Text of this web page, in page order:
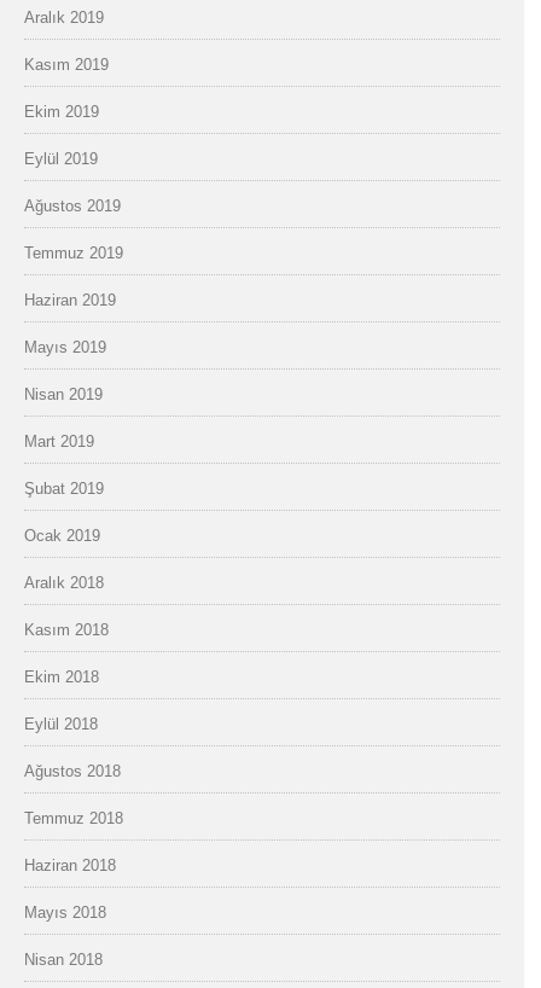
Aralık 2019
Kasım 2019
Ekim 2019
Eylül 2019
Ağustos 2019
Temmuz 2019
Haziran 2019
Mayıs 2019
Nisan 2019
Mart 2019
Şubat 2019
Ocak 2019
Aralık 2018
Kasım 2018
Ekim 2018
Eylül 2018
Ağustos 2018
Temmuz 2018
Haziran 2018
Mayıs 2018
Nisan 2018